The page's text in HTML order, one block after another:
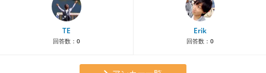
TE
回答数： 0
Erik
回答数： 0